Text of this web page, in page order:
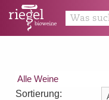
Alle Weine
Sortierung: